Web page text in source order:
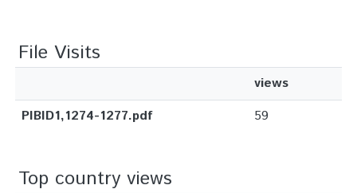
File Visits
views
PIBID1,1274-1277.pdf
59
Top country views